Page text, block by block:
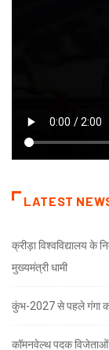
LATEST
क्रीड़ा विश्वविद्यालय के
मुख्यमंत्री धामी
कुंभ-2027 से पहले गंगा
कॉमनवेल्थ पदक विजेताओं